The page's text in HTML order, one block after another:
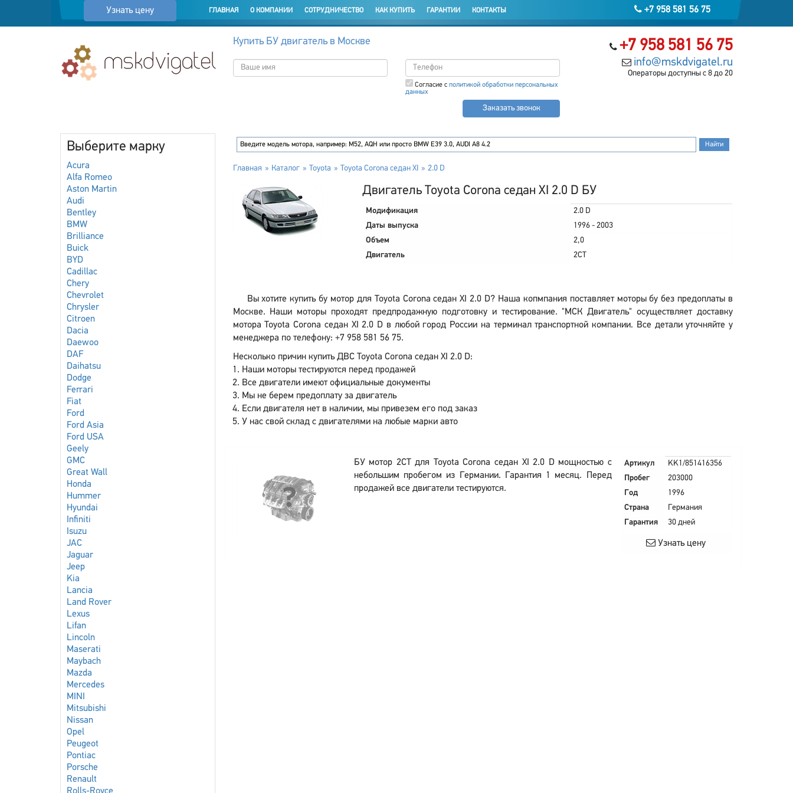
Узнать цену +7 958 581 56 75
ГЛАВНАЯ О КОМПАНИИ СОТРУДНИЧЕСТВО КАК КУПИТЬ ГАРАНТИИ КОНТАКТЫ
+7 958 581 56 75
info@mskdvigatel.ru
Операторы доступны с 8 до 20
Купить БУ двигатель в Москве
Согласие с политикой обработки персональных
данных
Заказать звонок
Выберите марку
Acura
Alfa Romeo
Aston Martin
Audi
Bentley
BMW
Brilliance
Buick
BYD
Cadillac
Chery
Chevrolet
Chrysler
Citroen
Dacia
Daewoo
DAF
Daihatsu
Dodge
Ferrari
Fiat
Ford
Ford Asia
Ford USA
Geely
GMC
Great Wall
Honda
Hummer
Hyundai
Infiniti
Isuzu
JAC
Jaguar
Jeep
Kia
Lancia
Land Rover
Lexus
Lifan
Lincoln
Maserati
Maybach
Mazda
Mercedes
MINI
Mitsubishi
Nissan
Opel
Peugeot
Pontiac
Porsche
Renault
Главная Каталог Toyota Toyota Corona седан XI 2.0 D
Двигатель Toyota Corona седан XI 2.0 D БУ
Модификация
2.0 D
Даты выпуска
1996 - 2003
Объем
2,0
Двигатель
2CT
Вы хотите купить бу мотор для Toyota Corona седан XI 2.0 D? Наша копмпания поставляет моторы бу без предоплаты в
Москве. Наши моторы проходят предпродажную подготовку и тестирование. "МСК Двигатель" осуществляет доставку
мотора Toyota Corona седан XI 2.0 D в любой город России на терминал транспортной компании. Все детали уточняйте у
менеджера по телефону: +7 958 581 56 75.
Несколько причин купить ДВС Toyota Corona седан XI 2.0 D:
Наши моторы тестируются перед продажей
Все двигатели имеют официальные документы
Мы не берем предоплату за двигатель
Если двигателя нет в наличии, мы привезем его под заказ
У нас свой склад с двигателями на любые марки авто
БУ мотор 2CT для Toyota Corona седан XI 2.0 D мощностью с
небольшим пробегом из Германии. Гарантия 1 месяц. Перед
продажей все двигатели тестируются.
Артикул
KK1/851416356
Пробег
203000
Год
1996
Страна
Германия
Гарантия
30 дней
Узнать цену